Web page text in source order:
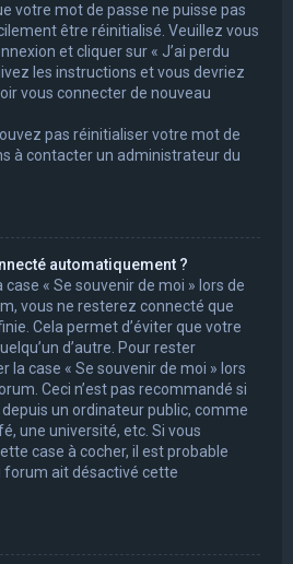
votre mot de passe ne puisse pas
être réinitialisé. Veuillez vous
et cliquer sur « J’ai perdu
les instructions et vous devriez
vous connecter de nouveau
pas réinitialiser votre mot de
à contacter un administrateur du
automatiquement ?
« Se souvenir de moi » lors de
vous ne resterez connecté que
Cela permet d’éviter que votre
d’autre. Pour rester
la case « Se souvenir de moi » lors
Ceci n’est pas recommandé si
un ordinateur public, comme
une université, etc. Si vous
case à cocher, il est probable
forum ait désactivé cette